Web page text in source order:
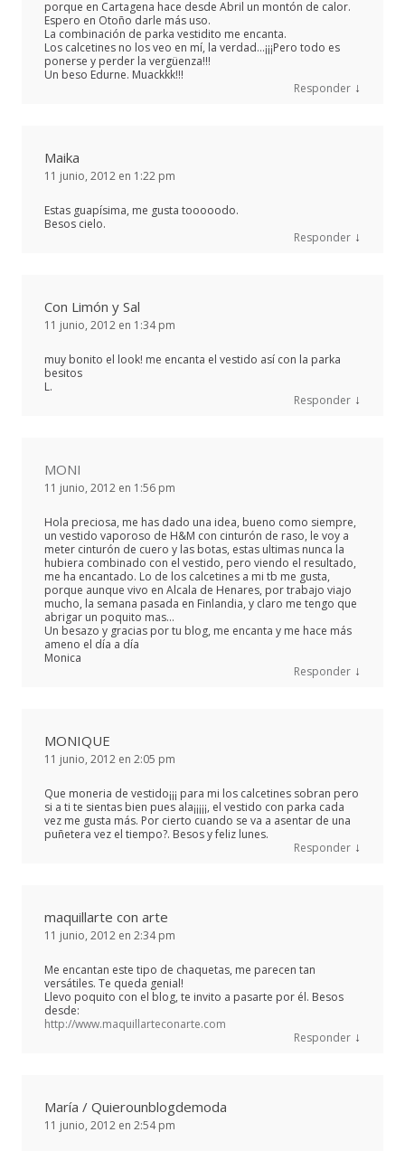
porque en Cartagena hace desde Abril un montón de calor.
Espero en Otoño darle más uso.
La combinación de parka vestidito me encanta.
Los calcetines no los veo en mí, la verdad…¡¡¡Pero todo es
ponerse y perder la vergüenza!!!
Un beso Edurne. Muackkk!!!
Responder ↓
Maika
11 junio, 2012 en 1:22 pm
Estas guapísima, me gusta tooooodo.
Besos cielo.
Responder ↓
Con Limón y Sal
11 junio, 2012 en 1:34 pm
muy bonito el look! me encanta el vestido así con la parka
besitos
L.
Responder ↓
MONI
11 junio, 2012 en 1:56 pm
Hola preciosa, me has dado una idea, bueno como siempre,
un vestido vaporoso de H&M con cinturón de raso, le voy a
meter cinturón de cuero y las botas, estas ultimas nunca la
hubiera combinado con el vestido, pero viendo el resultado,
me ha encantado. Lo de los calcetines a mi tb me gusta,
porque aunque vivo en Alcala de Henares, por trabajo viajo
mucho, la semana pasada en Finlandia, y claro me tengo que
abrigar un poquito mas…
Un besazo y gracias por tu blog, me encanta y me hace más
ameno el día a día
Monica
Responder ↓
MONIQUE
11 junio, 2012 en 2:05 pm
Que moneria de vestido¡¡¡ para mi los calcetines sobran pero
si a ti te sientas bien pues ala¡¡¡¡¡, el vestido con parka cada
vez me gusta más. Por cierto cuando se va a asentar de una
puñetera vez el tiempo?. Besos y feliz lunes.
Responder ↓
maquillarte con arte
11 junio, 2012 en 2:34 pm
Me encantan este tipo de chaquetas, me parecen tan
versátiles. Te queda genial!
Llevo poquito con el blog, te invito a pasarte por él. Besos
desde:
http://www.maquillarteconarte.com
Responder ↓
María / Quierounblogdemoda
11 junio, 2012 en 2:54 pm